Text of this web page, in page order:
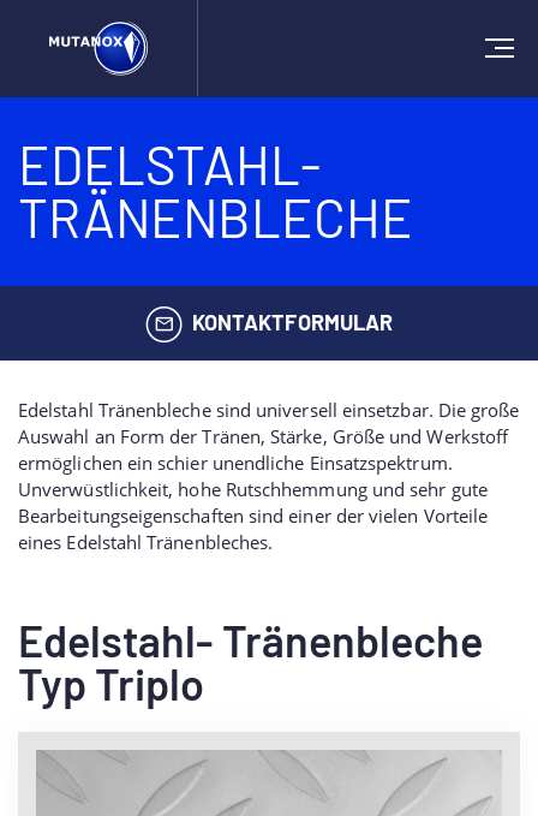
EDELSTAHL-
TRÄNENBLECHE
KONTAKTFORMULAR
Edelstahl Tränenbleche sind universell einsetzbar. Die große
Auswahl an Form der Tränen, Stärke, Größe und Werkstoff
ermöglichen ein schier unendliche Einsatzspektrum.
Unverwüstlichkeit, hohe Rutschhemmung und sehr gute
Bearbeitungseigenschaften sind einer der vielen Vorteile
eines Edelstahl Tränenbleches.
Edelstahl- Tränenbleche
Typ Triplo